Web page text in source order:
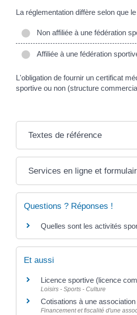
La réglementation diffère selon que
Non affiliée à une fédération
Affiliée à une fédération
L'obligation de fournir un certificat
sportive ou non (structure
Textes de référence
Services en ligne et
Questions ? Réponses !
Quelles sont les activités
Et aussi
Licence sportive (licence
Loisirs - Sports - Culture
Cotisations à une association
Financement et fiscalité d'une